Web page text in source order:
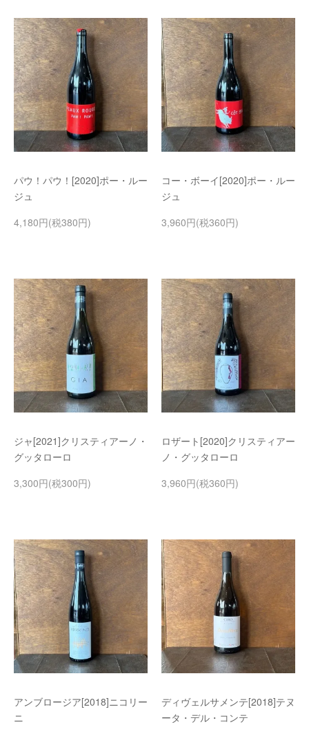
パウ！パウ！[2020]ポー・ルー
ジュ
4,180円(税380円)
コー・ボーイ[2020]ポー・ルー
ジュ
3,960円(税360円)
ジャ[2021]クリスティアーノ・
グッタローロ
3,300円(税300円)
ロザート[2020]クリスティアー
ノ・グッタローロ
3,960円(税360円)
アンブロージア[2018]ニコリー
ニ
ディヴェルサメンテ[2018]テヌ
ータ・デル・コンテ